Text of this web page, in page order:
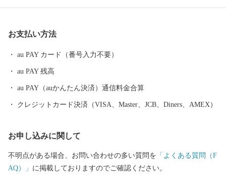
は、廃藩置県によって、胆沢県、一関県、水沢県、磐井県と変遷
合併、平成23年９月に編入合併し現在に至っています。 ◆自然
本市は、四季折々に多彩な表情を示すめぐみ豊かな自然に包まれ
ています。 市の西側にある栗駒山の周囲には深い森が広がり、
穏やかな隆起準平原で、なだらかな高原には牧場が各所に開かれ
お支払い方法
au PAY カード（番号入力不要）
au PAY 残高
au PAY（auかんたん決済）通信料金合算
クレジットカード決済（VISA、Master、JCB、Diners、AMEX）
お申し込みに関して
不明点がある場合、お問い合わせの多い質問を 「よくある質問（F
AQ）」 に掲載しておりますのでご確認ください。